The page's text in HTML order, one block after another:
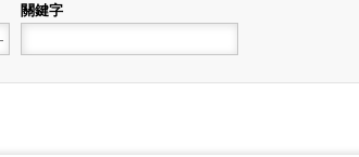
關鍵字